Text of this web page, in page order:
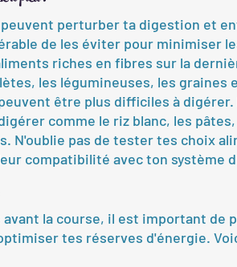
perturber ta digestion et
de les éviter pour minimiser
riches en fibres sur la
les légumineuses, les graines
être plus difficiles à
comme le riz blanc, les
N'oublie pas de tester tes choix
compatibilité avec ton système
la course, il est important de
tes réserves d'énergie.